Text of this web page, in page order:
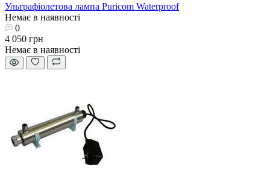
Ультрафіолетова лампа Puricom Waterproof
Немає в наявності
0
4 050 грн
Немає в наявності